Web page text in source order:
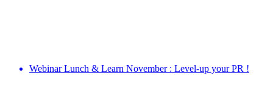
Webinar Lunch & Learn November : Level-up your PR !